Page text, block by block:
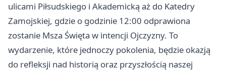
ulicami Piłsudskiego i Akademicką aż do Katedry
Zamojskiej, gdzie o godzinie 12:00 odprawiona
zostanie Msza Święta w intencji Ojczyzny. To
wydarzenie, które jednoczy pokolenia, będzie okazją
do refleksji nad historią oraz przyszłością naszej